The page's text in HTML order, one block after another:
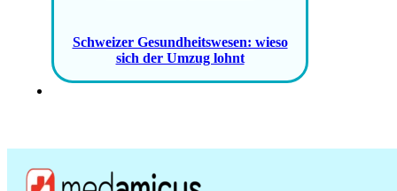
Schweizer Gesundheitswesen: wieso
sich der Umzug lohnt